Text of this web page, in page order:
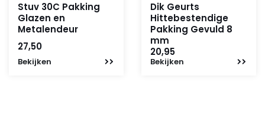
Stuv 30C Pakking
Glazen en
Metalendeur
27,50
Bekijken
Dik Geurts
Hittebestendige
Pakking Gevuld 8
mm
20,95
Bekijken